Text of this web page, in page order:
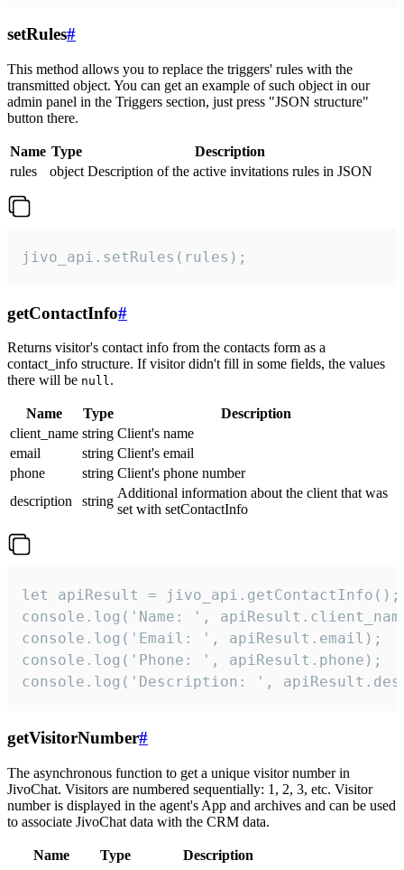
setRules#
This method allows you to replace the triggers' rules with the
transmitted object. You can get an example of such object in our
admin panel in the Triggers section, just press "JSON structure"
button there.
Name Type
Description
rules
object Description of the active invitations rules in JSON
jivo_api.setRules(rules);
getContactInfo#
Returns visitor's contact info from the contacts form as a
contact_info structure. If visitor didn't fill in some fields, the values
there will be null.
Name Type
Description
client_name string Client's name
email
string Client's email
phone
string Client's phone number
description
string
Additional information about the client that was
set with setContactInfo
let apiResult = jivo_api.getContactInfo();
console.log('Name: ',
console.log('Email: ', apiResult.email);
console.log('Phone: ', apiResult.phone);
console.log('Description: ',
getVisitorNumber#
The asynchronous function to get a unique visitor number in
JivoChat. Visitors are numbered sequentially: 1, 2, 3, etc. Visitor
number is displayed in the agent's App and archives and can be used
to associate JivoChat data with the CRM data.
Name Type
Description